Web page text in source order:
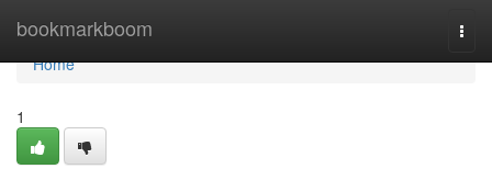
bookmarkboom
Home
Home
1